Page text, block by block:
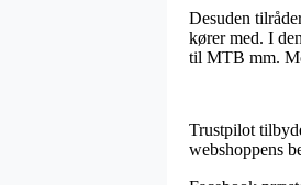
Desuden
kører med. I
til MTB mm.
Trustpilot
webshoppens